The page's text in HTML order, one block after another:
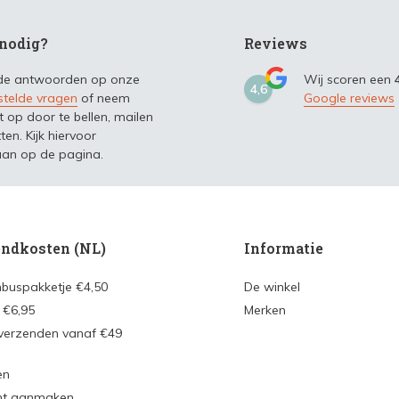
antwoorden op onze
vragen of neem
op door te bellen, mailen
Kijk hiervoor
op de pagina.
Reviews
4,6
Wij scoren een
Google reviews
(NL)
€4,50
vanaf €49
Informatie
De winkel
Merken